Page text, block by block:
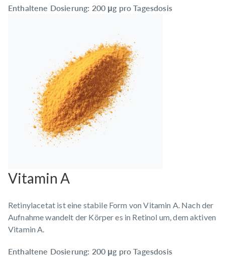
Enthaltene Dosierung: 200 μg pro Tagesdosis
Vitamin A
Retinylacetat ist eine stabile Form von Vitamin A. Nach der
Aufnahme wandelt der Körper es in Retinol um, dem aktiven
Vitamin A.
Enthaltene Dosierung: 200 μg pro Tagesdosis